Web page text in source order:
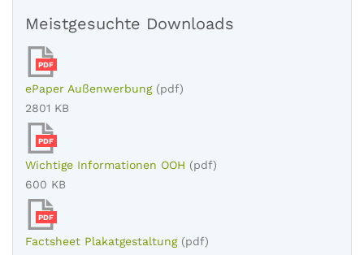
Meistgesuchte Downloads
PDF
ePaper Außenwerbung (pdf)
2801 KB
PDF
Wichtige Informationen OOH (pdf)
600 KB
PDF
Factsheet Plakatgestaltung (pdf)